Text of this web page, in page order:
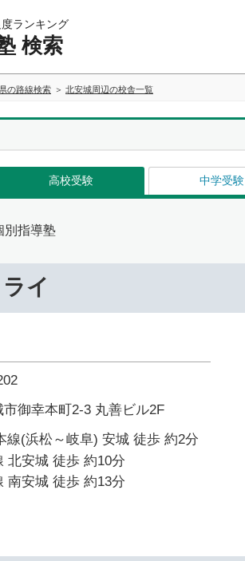
ランキング
検索
の路線検索 北安城周辺の校舎一覧
高校受験 中学受験
別指導塾
イ
御幸本町2-3 丸善ビル2F
線(浜松～岐阜) 安城 徒歩 約2分
北安城 徒歩 約10分
南安城 徒歩 約13分